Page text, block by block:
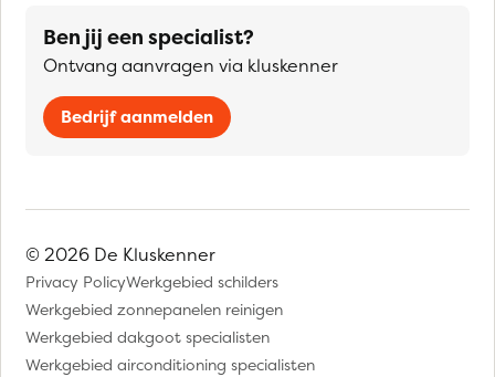
Ben jij een specialist?
Ontvang aanvragen via kluskenner
Bedrijf aanmelden
© 2026 De Kluskenner
Privacy PolicyWerkgebied schilders
Werkgebied zonnepanelen reinigen
Werkgebied dakgoot specialisten
Werkgebied airconditioning specialisten